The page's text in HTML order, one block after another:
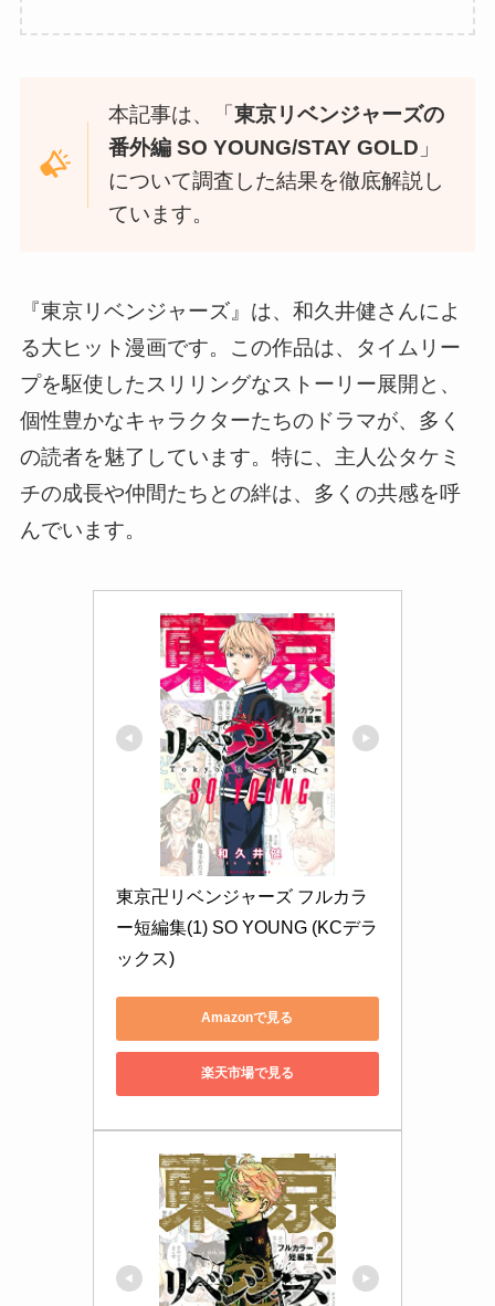
本記事は、「 東京リベンジャーズの
番外編 SO YOUNG/STAY GOLD 」
について調査した結果を徹底解説し
ています。
『東京リベンジャーズ』は、和久井健さんによ
る大ヒット漫画です。この作品は、タイムリー
プを駆使したスリリングなストーリー展開と、
個性豊かなキャラクターたちのドラマが、多く
の読者を魅了しています。特に、主人公タケミ
チの成長や仲間たちとの絆は、多くの共感を呼
んでいます。
東京卍リベンジャーズ フルカラ
ー短編集(1) SO YOUNG (KCデラ
ックス)
Amazonで見る
楽天市場で見る